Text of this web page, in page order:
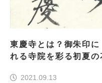
東慶寺とは？御朱印
れる寺院を彩る初夏の
2021.09.13